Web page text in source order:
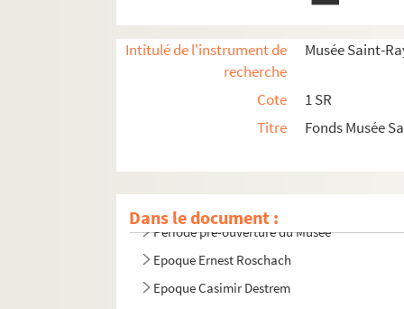
Intitulé de l'instrument de
recherche
Musée Saint-
Cote
1 SR
Titre
Fonds Musée
Dans le document :
Période pré-ouverture du Musée
Epoque Ernest Roschach
Epoque Casimir Destrem